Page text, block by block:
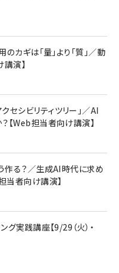
07/08号 No.2502[2026
１億貯めた株式投資
る ルールのデザイン
をもっと見る
/アクティブノイズキャンセリ
ク
いケーブル 240W 結束バン
シリコン素材採用 iPhone
iPad Pro MacBook
ミッドナイトブラック)
Flow USB-C & USB-C
ミッドナイトブラック)
ラベル 350ml 缶 24本 ビー
募〆切! 黒ラベルビヤセラー
カギは「量」より「質」／動
演】
セシビリティツリー」／AI
【Web担当者向け講演】
作る？／生成AI時代に求め
当者向け講演】
実践講座【9/29（火）・